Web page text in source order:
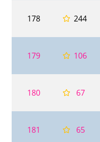
178 244
179 106
180 67
181 65